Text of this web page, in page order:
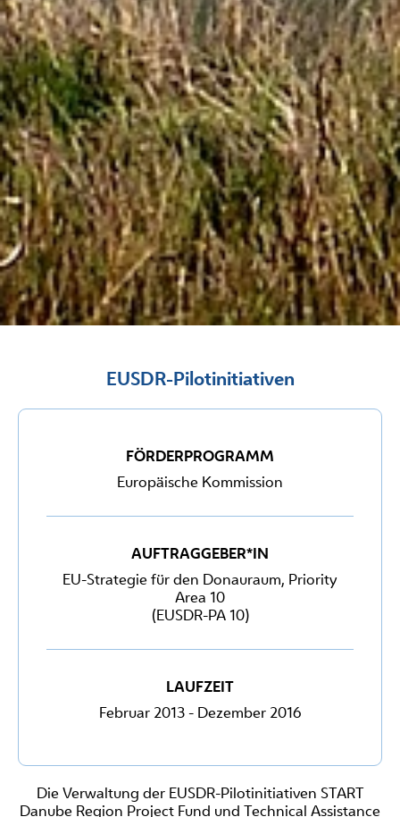
EUSDR-Pilotinitiativen
FÖRDERPROGRAMM
Europäische Kommission
AUFTRAGGEBER*IN
EU-Strategie für den Donauraum, Priority
Area 10
(EUSDR-PA 10)
LAUFZEIT
Februar 2013 - Dezember 2016
Die Verwaltung der EUSDR-Pilotinitiativen START
Danube Region Project Fund und Technical Assistance